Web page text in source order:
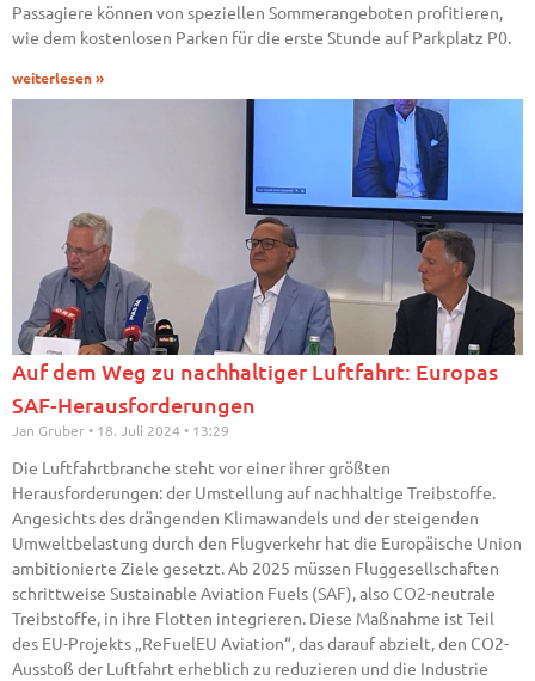
Passagiere können von speziellen Sommerangeboten profitieren,
wie dem kostenlosen Parken für die erste Stunde auf Parkplatz P0.
weiterlesen »
Auf dem Weg zu nachhaltiger Luftfahrt: Europas
SAF-Herausforderungen
Jan Gruber 18. Juli 2024 13:29
Die Luftfahrtbranche steht vor einer ihrer größten
Herausforderungen: der Umstellung auf nachhaltige Treibstoffe.
Angesichts des drängenden Klimawandels und der steigenden
Umweltbelastung durch den Flugverkehr hat die Europäische Union
ambitionierte Ziele gesetzt. Ab 2025 müssen Fluggesellschaften
schrittweise Sustainable Aviation Fuels (SAF), also CO2-neutrale
Treibstoffe, in ihre Flotten integrieren. Diese Maßnahme ist Teil
des EU-Projekts „ReFuelEU Aviation“, das darauf abzielt, den CO2-
Ausstoß der Luftfahrt erheblich zu reduzieren und die Industrie